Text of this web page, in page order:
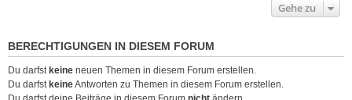
Gehe zu
BERECHTIGUNGEN IN DIESEM FORUM
Du darfst keine neuen Themen in diesem Forum erstellen.
Du darfst keineAntworten zu Themen in diesem Forum erstellen.